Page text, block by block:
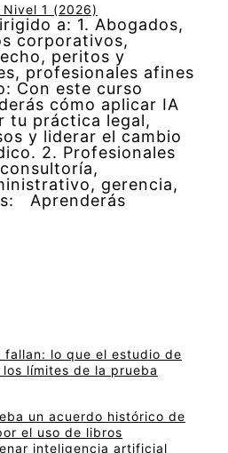
1 (2026)
a: 1. Abogados,
corporativos,
peritos y
profesionales afines
Con este curso
cómo aplicar IA
tu práctica legal,
y liderar el cambio
2. Profesionales
gerencia,
Aprenderás
fallan: lo que el estudio de
límites de la prueba
un acuerdo histórico de
el uso de libros
inteligencia artificial